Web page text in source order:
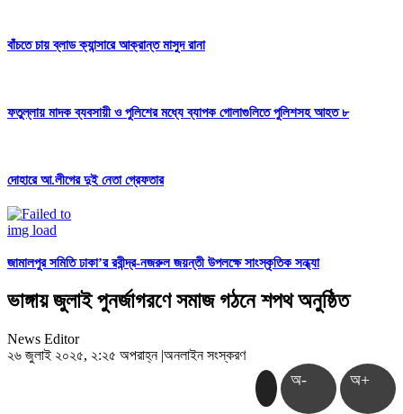
বাঁচতে চায় ব্লাড ক্যান্সারে আক্রান্ত মাসুদ রানা
ফতুল্লায় মাদক ব্যবসায়ী ও পুলিশের মধ্যে ব্যাপক গোলাগুলিতে পুলিশসহ আহত ৮
দোহারে আ.লীগের দুই নেতা গ্রেফতার
জামালপুর সমিতি ঢাকা’র রবীন্দ্র-নজরুল জয়ন্তী উপলক্ষে সাংস্কৃতিক সন্ধ্যা
ভাঙ্গায় জুলাই পুনর্জাগরণে সমাজ গঠনে শপথ অনুষ্ঠিত
News Editor
২৬ জুলাই ২০২৫, ২:২৫ অপরাহ্ন |অনলাইন সংস্করণ
অ- অ+